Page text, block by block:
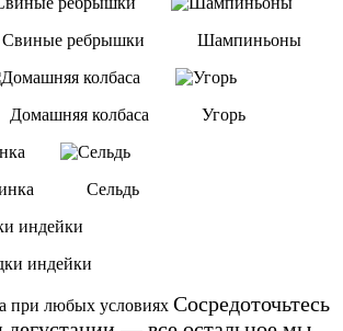
Cвиные ребрышки Шампиньоны
Домашняя колбаса Угорь
Сельдь
индейки
при любых условиях Сосредоточьтесь